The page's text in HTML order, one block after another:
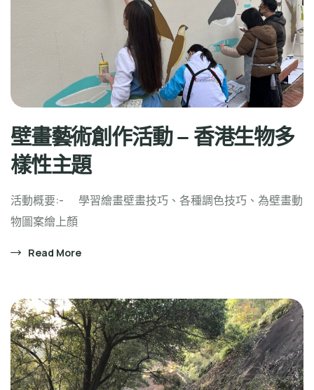
壁畫藝術創作活動 – 香港生物多
樣性主題
活動概要:- 學習繪畫壁畫技巧、各種調色技巧、為壁畫動
物圖案繪上顏
Read More